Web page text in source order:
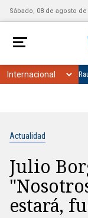
Sábado, 08 de agosto de
Actualidad
Julio
estará,